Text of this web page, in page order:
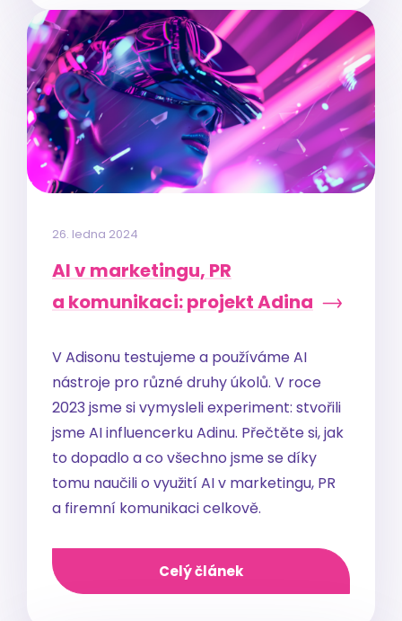
26. ledna 2024
AI v marketingu, PR
a komunikaci: projekt Adina
V Adisonu testujeme a používáme AI
nástroje pro různé druhy úkolů. V roce
2023 jsme si vymysleli experiment: stvořili
jsme AI influencerku Adinu. Přečtěte si, jak
to dopadlo a co všechno jsme se díky
tomu naučili o využití AI v marketingu, PR
a firemní komunikaci celkově.
Celý článek